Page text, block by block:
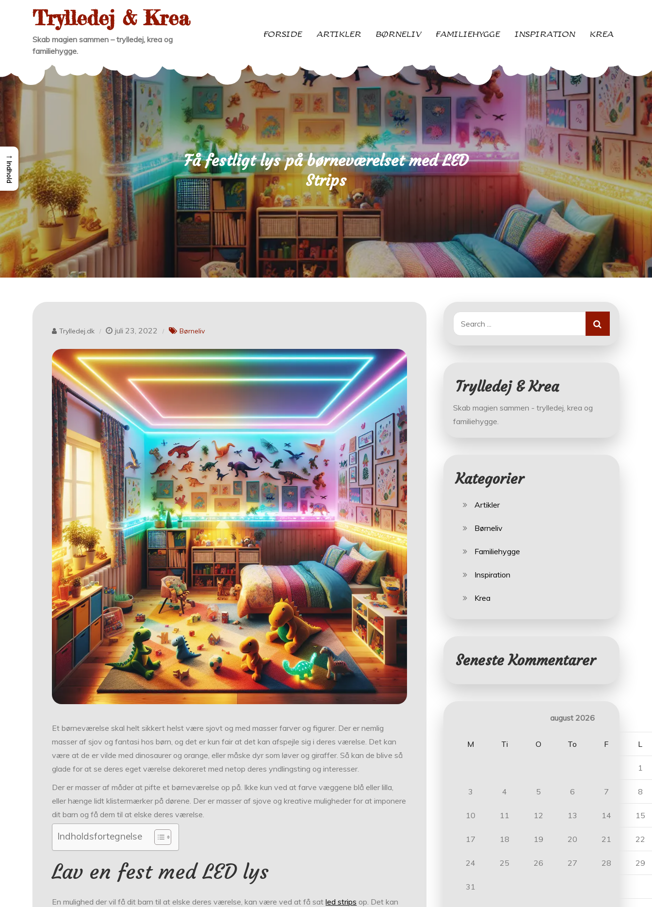
Trylledej & Krea
Skab magien sammen – trylledej, krea og
familiehygge.
FORSIDE ARTIKLER BØRNELIV FAMILIEHYGGE INSPIRATION KREA
Få festligt lys på børneværelset med LED
Strips
Trylledej.dk juli 23, 2022 Børneliv
Et børneværelse skal helt sikkert helst være sjovt og med masser farver og figurer. Der er nemlig
masser af sjov og fantasi hos børn, og det er kun fair at det kan afspejle sig i deres værelse. Det kan
være at de er vilde med dinosaurer og orange, eller måske dyr som løver og giraffer. Så kan de blive så
glade for at se deres eget værelse dekoreret med netop deres yndlingsting og interesser.
Der er masser af måder at pifte et børneværelse op på. Ikke kun ved at farve væggene blå eller lilla,
eller hænge lidt klistermærker på dørene. Der er masser af sjove og kreative muligheder for at imponere
dit barn og få dem til at elske deres værelse.
Indholdsfortegnelse
Lav en fest med LED lys
En mulighed der vil få dit barn til at elske deres værelse, kan være ved at få satled strips op. Det kan
Search
for:
Trylledej & Krea
Skab magien sammen - trylledej, krea og
familiehygge.
Kategorier
Artikler
Børneliv
Familiehygge
Inspiration
Krea
Seneste Kommentarer
august 2026
M Ti O To F L
1
3 4 5 6 7 8
10 11 12 13 14 15
17 18 19 20 21 22
24 25 26 27 28 29
31
→
Indhold